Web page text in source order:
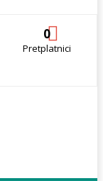
0
Pretplatnici